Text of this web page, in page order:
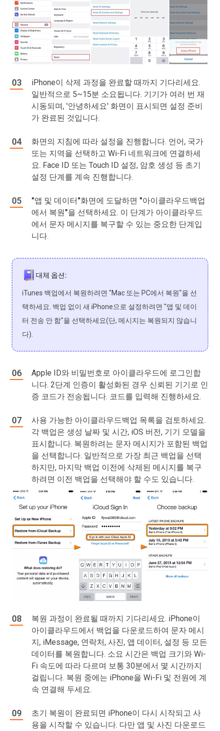
iPhone이 삭제 과정을 완료할 때까지 기다리세요.
일반적으로 5~15분 소요됩니다. 기기가 여러 번 재
시동되며, '안녕하세요' 화면이 표시되면 설정 준비
가 완료된 것입니다.
화면의 지침에 따라 설정을 진행합니다. 언어, 국가
또는 지역을 선택하고 Wi-Fi 네트워크에 연결하세
요. Face ID 또는 Touch ID 설정, 암호 생성 등 초기
설정 단계를 계속 진행합니다.
"앱 및 데이터"화면에 도달하면 "아이클라우드백업
에서 복원"을 선택하세요. 이 단계가 아이클라우드
에서 문자 메시지를 복구할 수 있는 중요한 단계입
니다.
대체 옵션:
iTunes 백업에서 복원하려면 "Mac 또는 PC에서 복원"을 선
택하세요. 백업 없이 새 iPhone으로 설정하려면 "앱 및 데이
터 전송 안 함"을 선택하세요(단, 메시지는 복원되지 않습니
다).
Apple ID와 비밀번호로 아이클라우드에 로그인합
니다. 2단계 인증이 활성화된 경우 신뢰된 기기로 인
증 코드가 전송됩니다. 코드를 입력해 진행하세요.
사용 가능한 아이클라우드백업 목록을 검토하세요.
각 백업은 생성 날짜 및 시간, iOS 버전, 기기 모델을
표시합니다. 복원하려는 문자 메시지가 포함된 백업
을 선택합니다. 일반적으로 가장 최근 백업을 선택
하지만, 마지막 백업 이전에 삭제된 메시지를 복구
하려면 이전 백업을 선택해야 할 수도 있습니다.
복원 과정이 완료될 때까지 기다리세요. iPhone이
아이클라우드에서 백업을 다운로드하여 문자 메시
지, iMessage, 연락처, 사진, 앱 데이터, 설정 등 모든
데이터를 복원합니다. 소요 시간은 백업 크기와 Wi-
Fi 속도에 따라 다르며 보통 30분에서 몇 시간까지
걸립니다. 복원 중에는 iPhone을 Wi-Fi 및 전원에 계
속 연결해 두세요.
초기 복원이 완료되면 iPhone이 다시 시작되고 사
용을 시작할 수 있습니다. 다만 앱 및 사진 다운로드